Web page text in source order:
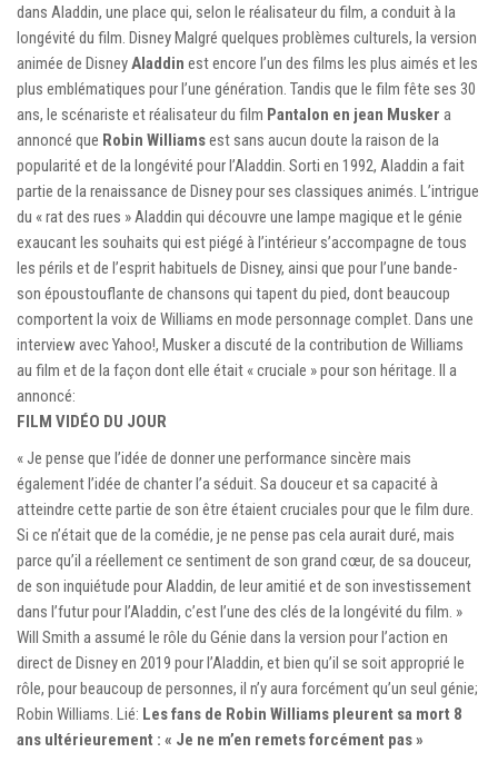
dans Aladdin, une place qui, selon le réalisateur du film, a conduit à la
longévité du film. Disney Malgré quelques problèmes culturels, la version
animée de DisneyAladdin est encore l’un des films les plus aimés et les
plus emblématiques pour l’une génération. Tandis que le film fête ses 30
ans, le scénariste et réalisateur du film Pantalon en jean Musker a
annoncé que Robin Williamsest sans aucun doute la raison de la
popularité et de la longévité pour l’Aladdin. Sorti en 1992, Aladdin a fait
partie de la renaissance de Disney pour ses classiques animés. L’intrigue
du « rat des rues » Aladdin qui découvre une lampe magique et le génie
exaucant les souhaits qui est piégé à l’intérieur s’accompagne de tous
les périls et de l’esprit habituels de Disney, ainsi que pour l’une bande-
son époustouflante de chansons qui tapent du pied, dont beaucoup
comportent la voix de Williams en mode personnage complet. Dans une
interview avec Yahoo!, Musker a discuté de la contribution de Williams
au film et de la façon dont elle était « cruciale » pour son héritage. Il a
annoncé:
FILM VIDÉO DU JOUR
« Je pense que l’idée de donner une performance sincère mais
également l’idée de chanter l’a séduit. Sa douceur et sa capacité à
atteindre cette partie de son être étaient cruciales pour que le film dure.
Si ce n’était que de la comédie, je ne pense pas cela aurait duré, mais
parce qu’il a réellement ce sentiment de son grand cœur, de sa douceur,
de son inquiétude pour Aladdin, de leur amitié et de son investissement
dans l’futur pour l’Aladdin, c’est l’une des clés de la longévité du film. »
Will Smith a assumé le rôle du Génie dans la version pour l’action en
direct de Disney en 2019 pour l’Aladdin, et bien qu’il se soit approprié le
rôle, pour beaucoup de personnes, il n’y aura forcément qu’un seul génie;
Robin Williams. Lié: Les fans de Robin Williams pleurent sa mort 8
ans ultérieurement : « Je ne m’en remets forcément pas »